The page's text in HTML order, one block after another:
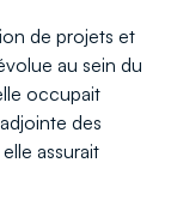
de projets et
au sein du
occupait
des
assurait